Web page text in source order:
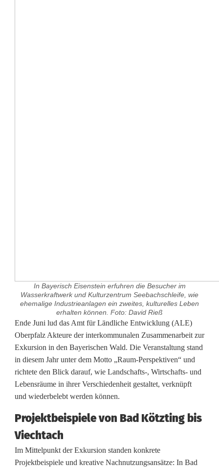
In Bayerisch Eisenstein erfuhren die Besucher im
Wasserkraftwerk und Kulturzentrum Seebachschleife, wie
ehemalige Industrieanlagen ein zweites, kulturelles Leben
erhalten können. Foto: David Rieß
O
b
e
r
p
f
ä
l
Ende Juni lud das Amt für Ländliche Entwicklung (ALE)
Oberpfalz Akteure der interkommunalen Zusammenarbeit zur
Exkursion in den Bayerischen Wald. Die Veranstaltung stand
in diesem Jahr unter dem Motto „Raum-Perspektiven“ und
richtete den Blick darauf, wie Landschafts-, Wirtschafts- und
Lebensräume in ihrer Verschiedenheit gestaltet, verknüpft
und wiederbelebt werden können.
Projektbeispiele von Bad Kötzting bis
Viechtach
Im Mittelpunkt der Exkursion standen konkrete
Projektbeispiele und kreative Nachnutzungsansätze: In Bad